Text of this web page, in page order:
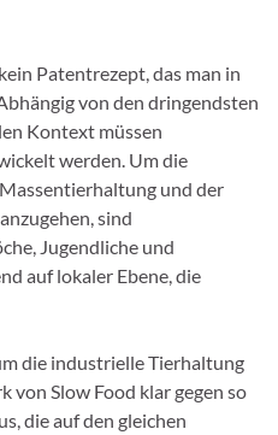
Patentrezept, das man in
von den dringendsten
Kontext müssen
werden. Um die
und der
sind
Jugendliche und
auf lokaler Ebene, die
die industrielle Tierhaltung
von Slow Food klar gegen so
die auf den gleichen